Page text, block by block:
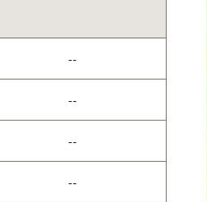
--
--
--
--